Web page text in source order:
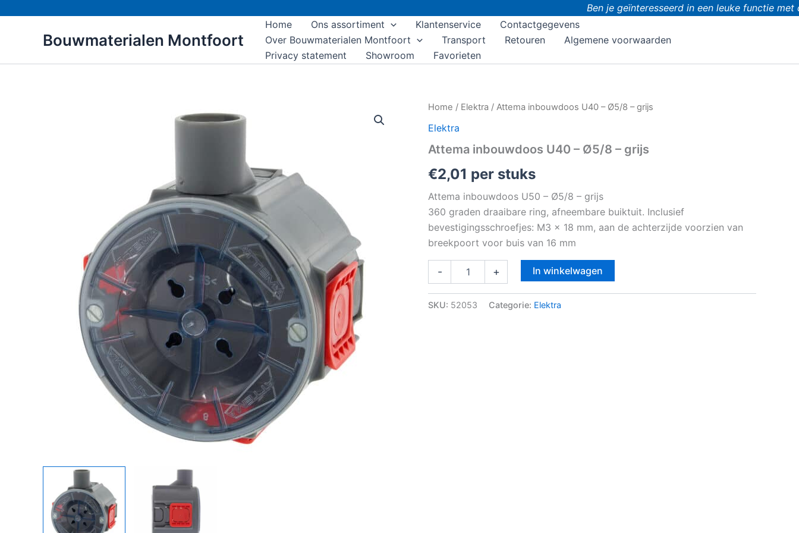
Ben je geïnteresseerd in een leuke functie met
Bouwmaterialen Montfoort
Home Ons assortiment Klantenservice
Contactgegevens
Over Bouwmaterialen Montfoort
Transport Retouren
Algemene voorwaarden
Privacy statement
Showroom Favorieten
Home / Elektra / Attema inbouwdoos U40 – Ø5/8 – grijs
Elektra
Attema inbouwdoos U40 – Ø5/8 – grijs
€2,01 per stuks
Attema inbouwdoos U50 – Ø5/8 – grijs
360 graden draaibare ring, afneembare buiktuit. Inclusief
bevestigingsschroefjes: M3 x 18 mm, aan de achterzijde voorzien van
breekpoort voor buis van 16 mm
-
Attema
U40
Ø5/8
grijs
+ In winkelwagen
SKU: 52053 Categorie: Elektra